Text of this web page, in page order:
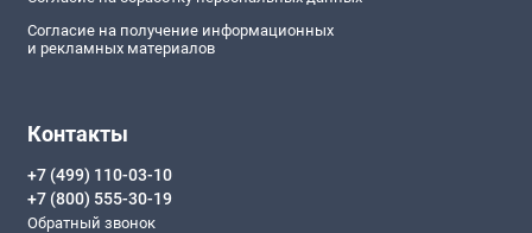
Согласие на получение информационных
и рекламных материалов
Контакты
+7 (499) 110-03-10
+7 (800) 555-30-19
Обратный звонок